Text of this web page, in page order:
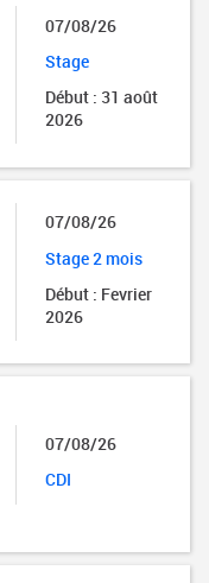
07/08/26
Stage
Début : 31 août
2026
07/08/26
Stage 2 mois
Début : Fevrier
2026
07/08/26
CDI